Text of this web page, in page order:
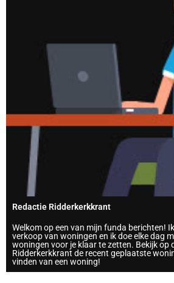
Redactie Ridderkerkkrant
Welkom op een van mijn funda berichten!
verkoop van woningen en ik doe elke dag
woningen voor je klaar te zetten. Bekijk op
Ridderkerkkrant de recent geplaatste
vinden van een woning!